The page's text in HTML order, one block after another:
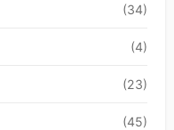
(34)
(4)
(23)
(45)